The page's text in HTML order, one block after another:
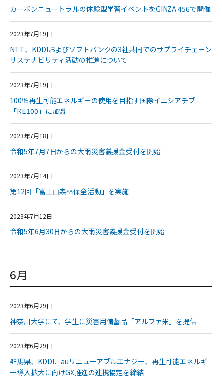
カーボンニュートラルの体験型学習イベントをGINZA 456で開催
2023年7月19日
NTT、KDDIおよびソフトバンクの3社共同でのサプライチェーン
サステナビリティ活動の推進について
2023年7月19日
100％再生可能エネルギーの使用を目指す国際イニシアチブ
「RE100」に加盟
2023年7月18日
令和5年7月7日からの大雨災害義援金受付を開始
2023年7月14日
第12回「富士山森林保全活動」を実施
2023年7月12日
令和5年6月30日からの大雨災害義援金受付を開始
6月
2023年6月29日
神奈川大学にて、学生に災害用備蓄品「アルファ米」を提供
2023年6月29日
群馬県、KDDI、auリニューアブルエナジー、再生可能エネルギ
ー導入拡大に向けGX推進の連携協定を締結